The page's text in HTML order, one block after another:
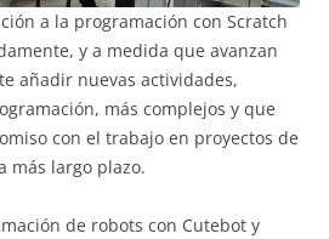
a la programación con Scratch
y a medida que avanzan
añadir nuevas actividades,
más complejos y que
con el trabajo en proyectos de
más largo plazo.
de robots con Cutebot y